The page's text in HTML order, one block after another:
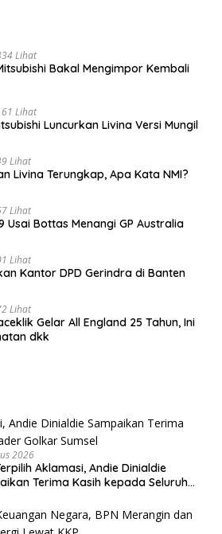
Lihat
Bakal Mengimpor Kembali
Lihat
Luncurkan Livina Versi Mungil
Lihat
Livina Terungkap, Apa Kata NMI?
Lihat
Usai Bottas Menangi GP Australia
Lihat
Kantor DPD Gerindra di Banten
Lihat
Gelar All England 25 Tahun, Ini
dkk
2026
Aklamasi, Andie Dinialdie
Terima Kasih kepada Seluruh